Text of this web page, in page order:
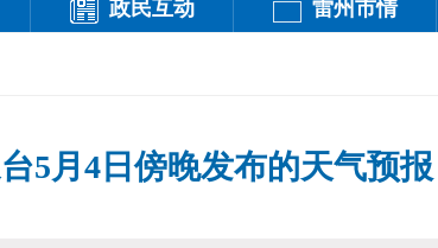
政民互动 雷州市情
5月4日傍晚发布的天气预报